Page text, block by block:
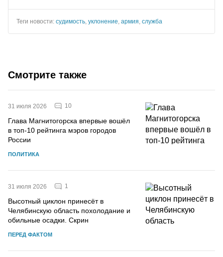
Теги новости: судимость уклонение армия служба
Смотрите также
31 июля 2026 10
Глава Магнитогорска впервые вошёл
в топ-10 рейтинга мэров городов
России
ПОЛИТИКА
31 июля 2026 1
Высотный циклон принесёт в
Челябинскую область похолодание и
обильные осадки. Скрин
ПЕРЕД ФАКТОМ